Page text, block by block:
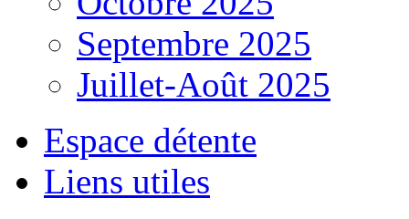
Septembre 2025
Juillet-Août 2025
Espace détente
Liens utiles